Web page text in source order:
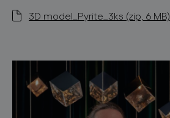
3D model_Pyrite_3ks (zip, 6 MB)